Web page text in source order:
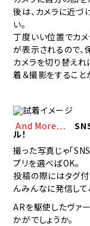
後は、カメラに近づ
い。
丁度いい位置でカ
が表示されるので、
カメラを切り替え
着＆撮影をすること
And More…
ル！
撮った写真じゃ「
プリを選べばOK。
投稿の際にはタグ
んみんなに発信して
ARを駆使したヴァ
かがでしょうか。